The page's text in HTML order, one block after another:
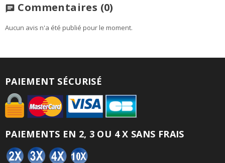
chat Commentaires (0)
Aucun avis n'a été publié pour le moment.
PAIEMENT SÉCURISÉ
PAIEMENTS EN 2, 3 OU 4 X SANS FRAIS